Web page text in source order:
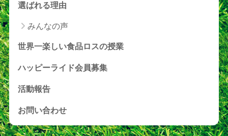
選ばれる理由
みんなの声
世界一楽しい食品ロスの授業
ハッピーライド会員募集
活動報告
お問い合わせ